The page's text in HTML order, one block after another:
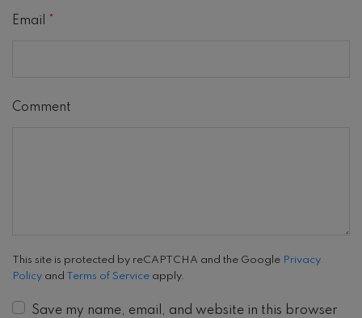
Email
Comment
This site is protected by reCAPTCHA and the Google Privacy
Policy and Terms of Service apply.
Save my name, email, and website in this browser